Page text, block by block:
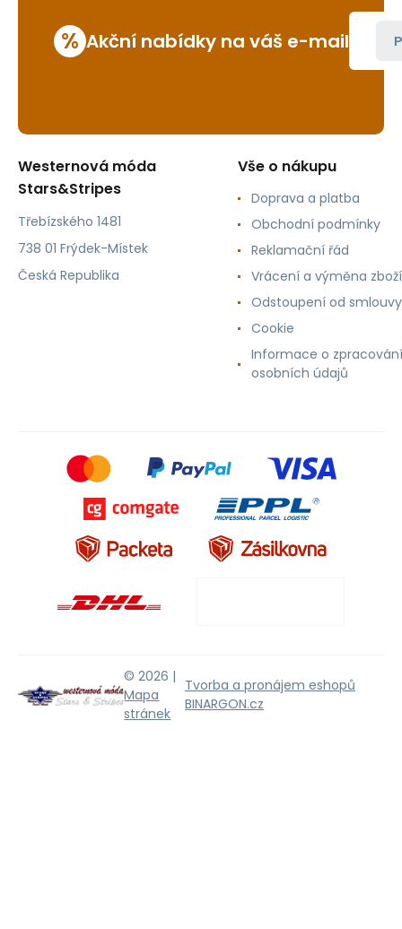
% Akční nabídky na váš e-mail
Westernová móda
Stars&Stripes
Třebízského 1481
738 01 Frýdek-Místek
Česká Republika
Vše o nákupu
Doprava a platba
Obchodní podmínky
Reklamační řád
Vrácení a výměna zboží
Odstoupení od smlouvy
Cookie
Informace o zpracování
osobních údajů
© 2026 |
Mapa
stránek
Tvorba a pronájem eshopů
BINARGON.cz